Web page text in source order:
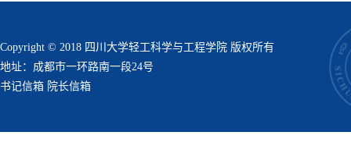
Copyright © 2018 四川大学轻工科学与工程学院 版权所有
地址：成都市一环路南一段24号
书记信箱 院长信箱